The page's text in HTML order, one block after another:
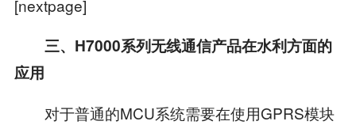
[nextpage]
三、H7000系列无线通信产品在水利方面的
应用
对于普通的MCU系统需要在使用GPRS模块